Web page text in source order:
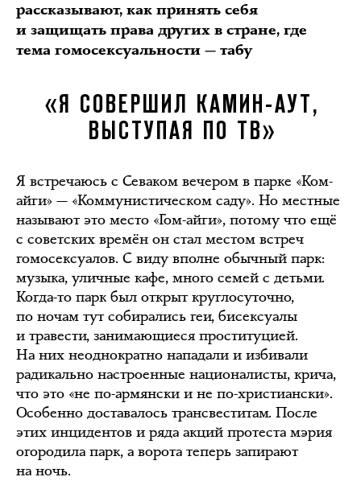
рассказывают, как принять себя
и защищать права других в стране, где
тема гомосексуальности — табу
«Я СОВЕРШИЛ КАМИН-АУТ,
ВЫСТУПАЯ ПО ТВ»
Я встречаюсь с Севаком вечером в парке «Ком-
айги» — «Коммунистическом саду». Но местные
называют это место «Гом-айги», потому что ещё
с советских времён он стал местом встреч
гомосексуалов. С виду вполне обычный парк:
музыка, уличные кафе, много семей с детьми.
Когда-то парк был открыт круглосуточно,
по ночам тут собирались геи, бисексуалы
и травести, занимающиеся проституцией.
На них неоднократно нападали и избивали
радикально настроенные националисты, крича,
что это «не по-армянски и не по-христиански».
Особенно доставалось трансвеститам. После
этих инцидентов и ряда акций протеста мэрия
огородила парк, а ворота теперь запирают
на ночь.